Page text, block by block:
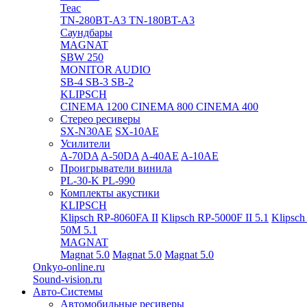
Teac
TN-280BT-A3 TN-180BT-A3
Саундбары
MAGNAT
SBW 250
MONITOR AUDIO
SB-4 SB-3 SB-2
KLIPSCH
CINEMA 1200 CINEMA 800 CINEMA 400
Стерео ресиверы
SX-N30AE SX-10AE
Усилители
A-70DA A-50DA A-40AE A-10AE
Проигрыватели винила
PL-30-K PL-990
Комплекты акустики
KLIPSCH
Klipsch RP-8060FA II Klipsch RP-5000F II 5.1 Klipsch
50M 5.1
MAGNAT
Magnat 5.0 Magnat 5.0 Magnat 5.0
Onkyo-online.ru
Sound-vision.ru
Авто-Системы
Автомобильные ресиверы